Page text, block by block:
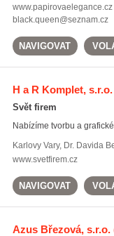
www.papirovaelegance.cz
black.queen@seznam.cz
NAVIGOVAT
H a R Komplet, s.r.o.
Svět firem
Nabízíme tvorbu a
Karlovy Vary, Dr. Davida
www.svetfirem.cz
NAVIGOVAT
Azus Březová, s.r.o.